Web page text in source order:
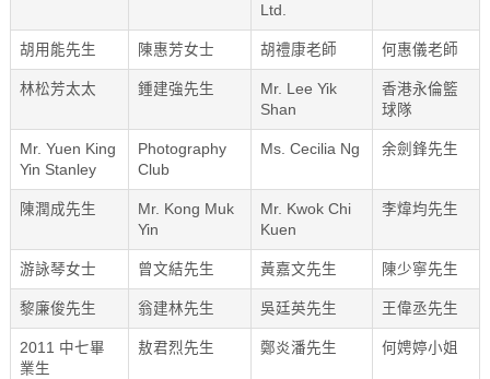
Ltd.
胡用能先生 陳惠芳女士 胡禮康老師 何惠儀老師
林松芳太太 鍾建強先生
Mr. Lee Yik
Shan
香港永倫籃
球隊
Mr. Yuen King
Yin Stanley
Photography
Club
Ms. Cecilia Ng 余劍鋒先生
陳潤成先生
Mr. Kong Muk
Yin
Mr. Kwok Chi
Kuen
李煒均先生
游詠琴女士 曾文結先生 黃嘉文先生 陳少寧先生
黎廉俊先生 翁建林先生 吳廷英先生 王偉丞先生
2011 中七畢
業生
敖君烈先生 鄭炎潘先生 何娉婷小姐